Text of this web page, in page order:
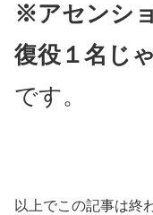
※アセンシ
復役１名じ
です。
以上でこの記事は終